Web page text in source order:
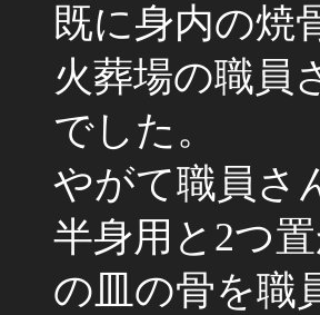
既に身内の焼
火葬場の職員
でした。
やがて職員さ
半身用と2つ
の皿の骨を職